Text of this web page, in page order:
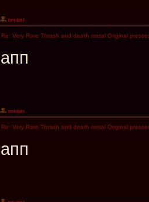
Re: Very Rare Thrash and death metal Original
апп
Re: Very Rare Thrash and death metal Original
апп